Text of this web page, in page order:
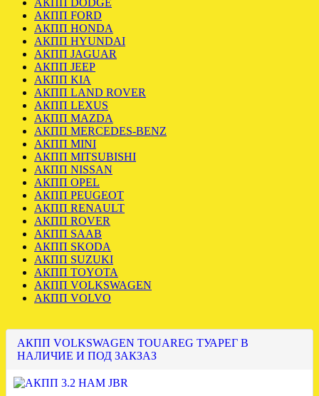
АКПП DODGE
АКПП FORD
АКПП HONDA
АКПП HYUNDAI
АКПП JAGUAR
АКПП JEEP
АКПП KIA
АКПП LAND ROVER
АКПП LEXUS
АКПП MAZDA
АКПП MERCEDES-BENZ
АКПП MINI
АКПП MITSUBISHI
АКПП NISSAN
АКПП OPEL
АКПП PEUGEOT
АКПП RENAULT
АКПП ROVER
АКПП SAAB
АКПП SKODA
АКПП SUZUKI
АКПП TOYOTA
АКПП VOLKSWAGEN
АКПП VOLVO
АКПП VOLKSWAGEN TOUAREG ТУАРЕГ В
НАЛИЧИЕ И ПОД ЗАКЗАЗ